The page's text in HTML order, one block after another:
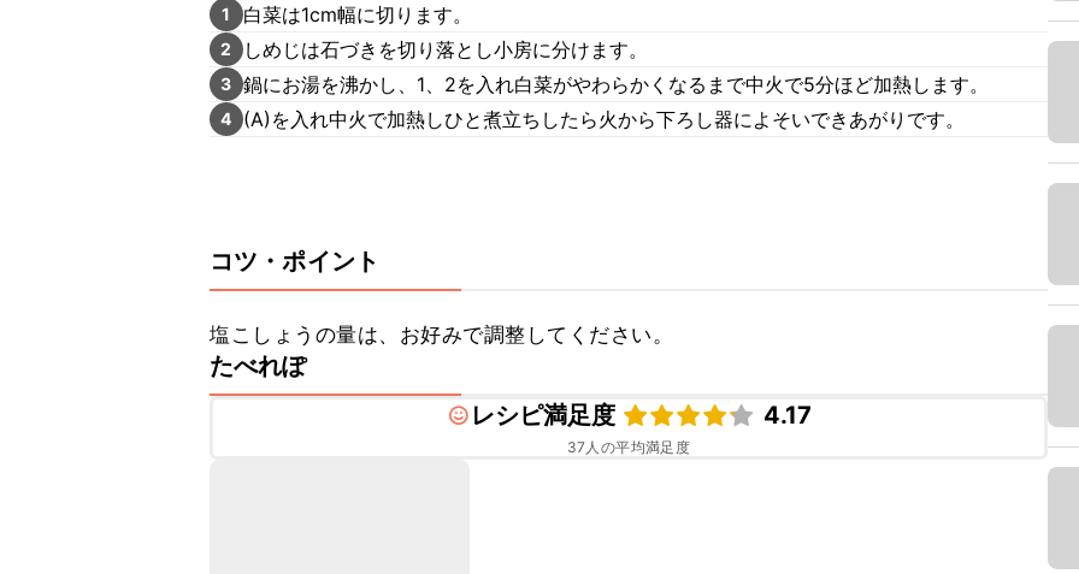
1 白菜は1cm幅に切ります。
2 しめじは石づきを切り落とし小房に分けます。
3 鍋にお湯を沸かし、1、2を入れ白菜がやわらかくなるまで中火で5分ほど加熱します。
4 (A)を入れ中火で加熱しひと煮立ちしたら火から下ろし器によそいできあがりです。
コツ・ポイント
塩こしょうの量は、お好みで調整してください。
たべれぽ
レシピ満足度
4.17
37 人の平均満足度